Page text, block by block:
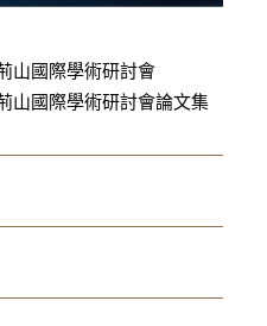
山國際學術研討會
山國際學術研討會論文集